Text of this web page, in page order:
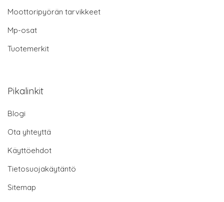
Moottoripyörän tarvikkeet
Mp-osat
Tuotemerkit
Pikalinkit
Blogi
Ota yhteyttä
Käyttöehdot
Tietosuojakäytäntö
Sitemap